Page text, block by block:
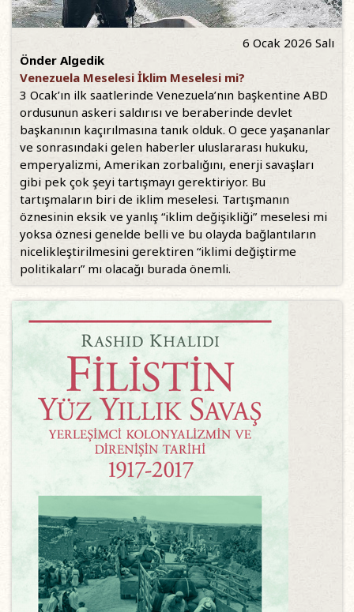
6 Ocak 2026 Salı
Önder Algedik
Venezuela Meselesi İklim Meselesi mi?
3 Ocak’ın ilk saatlerinde Venezuela’nın başkentine ABD
ordusunun askeri saldırısı ve beraberinde devlet
başkanının kaçırılmasına tanık olduk. O gece yaşananlar
ve sonrasındaki gelen haberler uluslararası hukuku,
emperyalizmi, Amerikan zorbalığını, enerji savaşları
gibi pek çok şeyi tartışmayı gerektiriyor. Bu
tartışmaların biri de iklim meselesi. Tartışmanın
öznesinin eksik ve yanlış “iklim değişikliği” meselesi mi
yoksa öznesi genelde belli ve bu olayda bağlantıların
nicelikleştirilmesini gerektiren “iklimi değiştirme
politikaları” mı olacağı burada önemli.